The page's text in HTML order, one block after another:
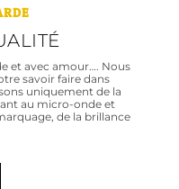
et avec amour…. Nous
savoir faire dans
uniquement de la
au micro-onde et
de la brillance